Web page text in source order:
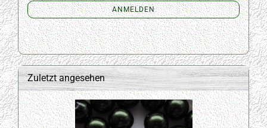
ANMELDUNG
ANMELDEN
Zuletzt angesehen